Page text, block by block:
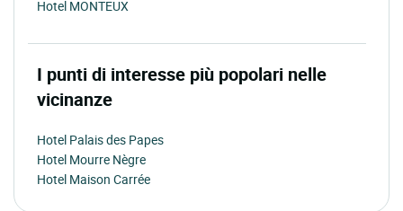
Hotel MONTEUX
I punti di interesse più popolari nelle
vicinanze
Hotel Palais des Papes
Hotel Mourre Nègre
Hotel Maison Carrée